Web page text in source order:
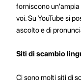
forniscono un'ampia
voi. Su YouTube si
ascolto e di
Siti di scambio
Ci sono molti siti di